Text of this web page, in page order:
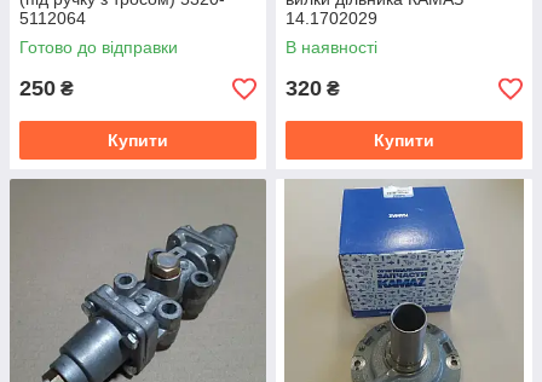
5112064
Готово до відправки
250 ₴
Купити
14.1702029
В наявності
320 ₴
Купити